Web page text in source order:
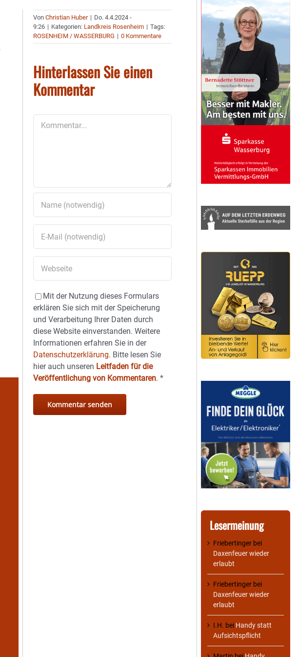
VonChristian Huber | Do. 4.4.2024 -
9:26 | Kategorien: Landkreis Rosenheim | Tags:
ROSENHEIM / WASSERBURG | 0 Kommentare
Hinterlassen Sie einen
Kommentar
Mit der Nutzung dieses Formulars
erklären Sie sich mit der Speicherung
und Verarbeitung Ihrer Daten durch
diese Website einverstanden. Weitere
Informationen erfahren Sie in der
Datenschutzerklärung. Bitte lesen Sie
hier auch unseren Leitfaden für die
Veröffentlichung von Kommentaren.*
Lesermeinung
Friebertinger bei
Daxenfeuer wieder
erlaubt
Friebertinger bei
Daxenfeuer wieder
erlaubt
I.H. bei Handy statt
Aufsichtspflicht